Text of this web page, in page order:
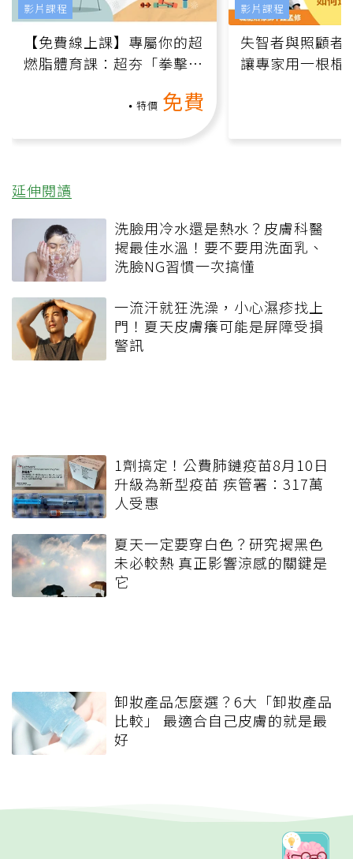
【免費線上課】專屬你的超
燃脂體育課：超夯「拳擊有
特價 免費
影片課程
失智者與照顧者
讓專家用一根棍
影片課程
延伸閱讀
洗臉用冷水還是熱水？皮膚科醫
揭最佳水溫！要不要用洗面乳、
洗臉NG習慣一次搞懂
一流汗就狂洗澡，小心濕疹找上
門！夏天皮膚癢可能是屏障受損
警訊
1劑搞定！公費肺鏈疫苗8月10日
升級為新型疫苗 疾管署：317萬
人受惠
夏天一定要穿白色？研究揭黑色
未必較熱 真正影響涼感的關鍵是
它
卸妝產品怎麼選？6大「卸妝產品
比較」 最適合自己皮膚的就是最
好